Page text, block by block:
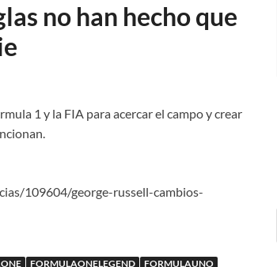
no han hecho que
1 y la FIA para acercar el campo y crear
109604/george-russell-cambios-
FORMULAONELEGEND
FORMULAUNO